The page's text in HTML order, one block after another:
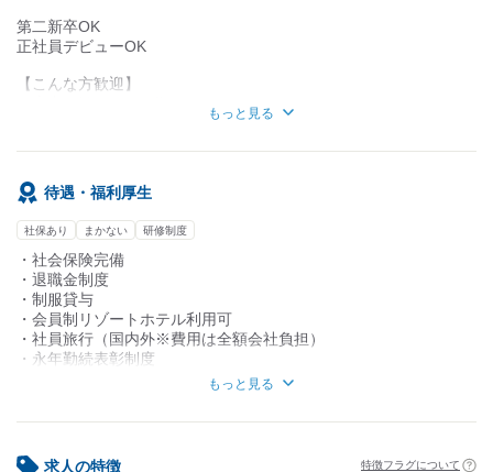
・大手企業との安定した取引で
業績好調のモノづくりメーカー
・1食100円から利用できる
お財布に優しい社員食堂を完備
空調の効いた快適な工場内で
将来を見据えて長く働けますよ。
【ここがポイント！】
・昇給や賞与の実績も高く将来性も抜群
・正社員デビューも大歓迎！
第二新卒OK
正社員デビューOK
【こんな方歓迎】
・素直に学びながら取り組むことができる
◎旋盤・マシニングセンタの経験、
CAMでのプログラミング経験があれば尚可
もっと見る
待遇・福利厚生
社保あり まかない 研修制度
・社会保険完備
・退職金制度
・制服貸与
・会員制リゾートホテル利用可
・社員旅行（国内外※費用は全額会社負担）
・永年勤続表彰制度
・食事補助あり
もっと見る
求人の特徴 特徴フラグについて